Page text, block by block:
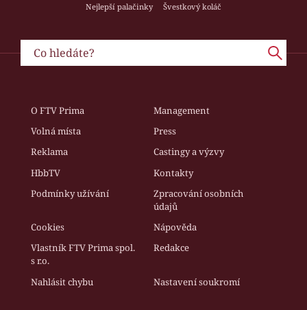
Nejlepší palačinky
Švestkový koláč
O FTV Prima
Management
Volná místa
Press
Reklama
Castingy a výzvy
HbbTV
Kontakty
Podmínky užívání
Zpracování osobních
údajů
Cookies
Nápověda
Vlastník FTV Prima spol.
s r.o.
Redakce
Nahlásit chybu Nastavení soukromí